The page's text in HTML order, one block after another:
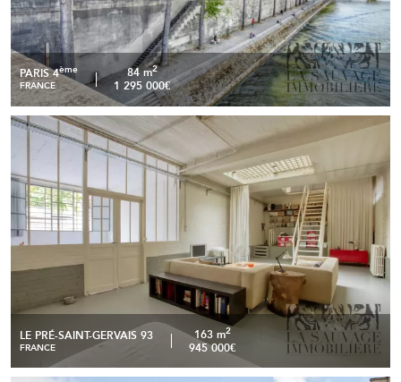
PARIS 4ème
FRANCE
84 m2
1 295 000€
LE PRÉ-SAINT-GERVAIS 93
FRANCE
163 m2
945 000€
Appartement Loft - Le Pré Saint Gervais
READ MORE